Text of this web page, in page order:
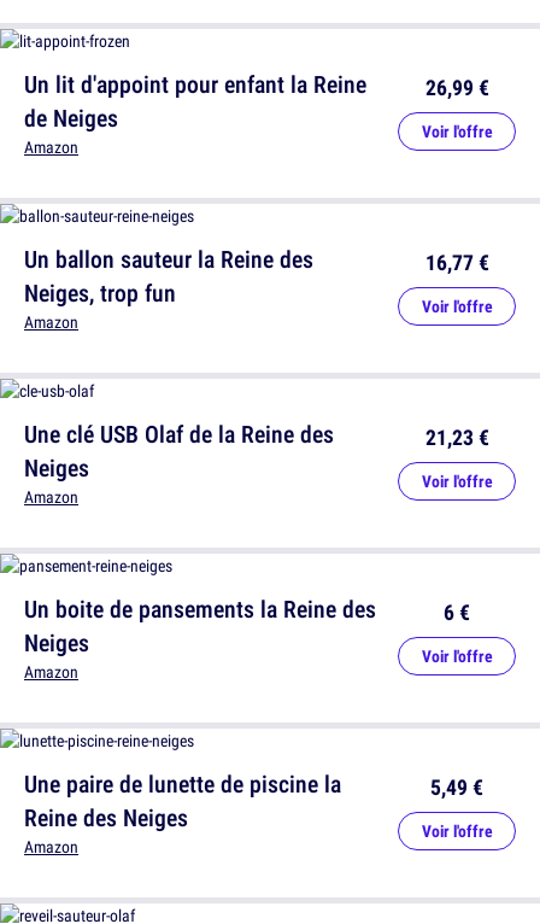
Un ballon sauteur la Reine des
Neiges, trop fun
Amazon
16,77 €
Voir l'offre
Un boite de pansements la Reine des
Neiges
Amazon
6 €
Voir l'offre
Un lit d'appoint pour enfant la Reine
de Neiges
Amazon
26,99 €
Voir l'offre
Une clé USB Olaf de la Reine des
Neiges
Amazon
21,23 €
Voir l'offre
Une paire de lunette de piscine la
Reine des Neiges
Amazon
5,49 €
Voir l'offre